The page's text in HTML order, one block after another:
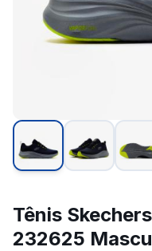
Tênis
232625